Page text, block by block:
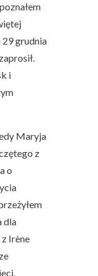
grudnia
i
Maryja
z
o
dla
Irène